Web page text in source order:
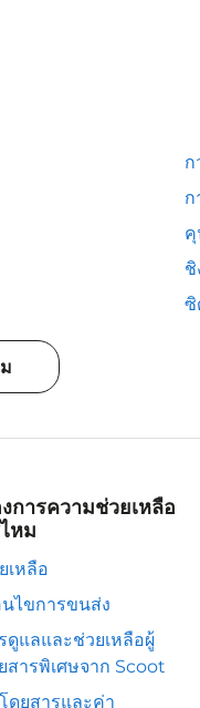
ชิ
ซิ
การความช่วยเหลือ
หม
เหลือ
นไขการขนส่ง
ดูแลและช่วยเหลือผู้
สารพิเศษจาก Scoot
ดยสารและค่า